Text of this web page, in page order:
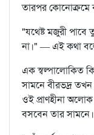
তারপর কোনোক্রমে
"যথেষ্ট মজুরী
না।" — এই কথা বলে
এক স্বল্পালোকিত
সামনে বীরভদ্র
ওই প্রাণহীনা
বসবেন তার সামনে।